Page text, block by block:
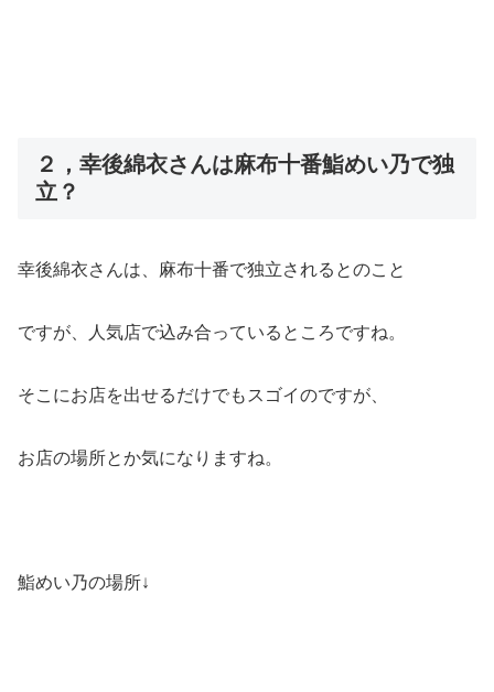
２，幸後綿衣さんは麻布十番鮨めい乃で独
立？
幸後綿衣さんは、麻布十番で独立されるとのこと
ですが、人気店で込み合っているところですね。
そこにお店を出せるだけでもスゴイのですが、
お店の場所とか気になりますね。
鮨めい乃の場所↓